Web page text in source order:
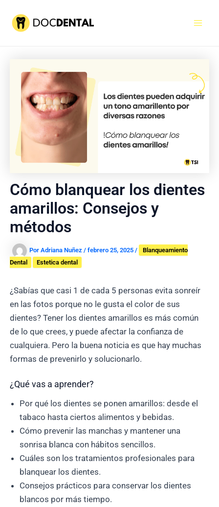
contenido
Cómo blanquear los dientes
amarillos: Consejos y
métodos
Por Adriana Nuñez / febrero 25, 2025 /
Blanqueamiento
Dental
Estetica dental
¿Sabías que casi 1 de cada 5 personas evita sonreír
en las fotos porque no le gusta el color de sus
dientes? Tener los dientes amarillos es más común
de lo que crees, y puede afectar la confianza de
cualquiera. Pero la buena noticia es que hay muchas
formas de prevenirlo y solucionarlo.
¿Qué vas a aprender?
Por qué los dientes se ponen amarillos: desde el
tabaco hasta ciertos alimentos y bebidas.
Cómo prevenir las manchas y mantener una
sonrisa blanca con hábitos sencillos.
Cuáles son los tratamientos profesionales para
blanquear los dientes.
Consejos prácticos para conservar los dientes
blancos por más tiempo.